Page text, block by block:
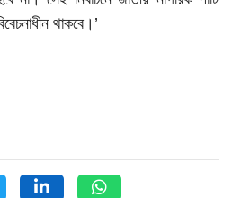
থাকবে।’